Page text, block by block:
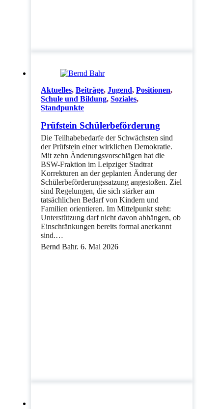
Aktuelles, Beiträge, Jugend, Positionen,
Schule und Bildung, Soziales,
Standpunkte
Prüfstein Schülerbeförderung
Die Teilhabebedarfe der Schwächsten sind
der Prüfstein einer wirklichen Demokratie.
Mit zehn Änderungsvorschlägen hat die
BSW-Fraktion im Leipziger Stadtrat
Korrekturen an der geplanten Änderung der
Schülerbeförderungssatzung angestoßen. Ziel
sind Regelungen, die sich stärker am
tatsächlichen Bedarf von Kindern und
Familien orientieren. Im Mittelpunkt steht:
Unterstützung darf nicht davon abhängen, ob
Einschränkungen bereits formal anerkannt
sind.…
Bernd Bahr. 6. Mai 2026